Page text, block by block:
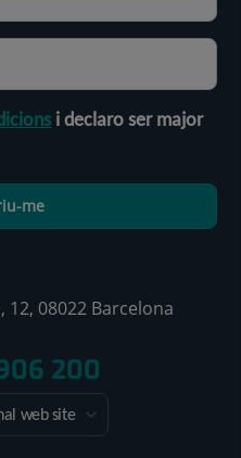
i declaro ser major
me
12, 08022 Barcelona
200
web site